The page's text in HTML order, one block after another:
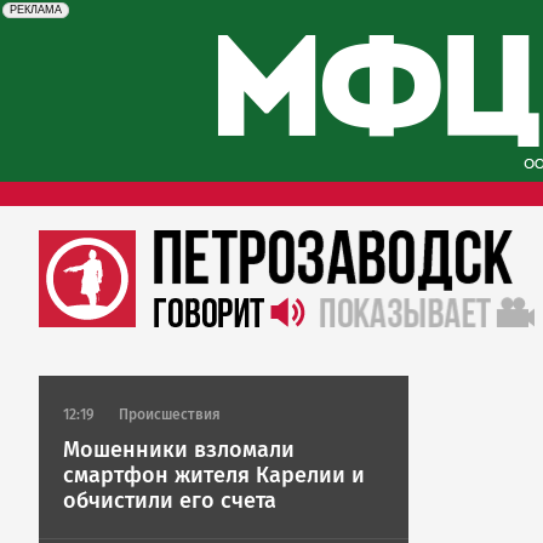
erid: 2SDnjcySKKc
РЕКЛАМА
Реклама
12:19 Происшествия
Мошенники взломали
смартфон жителя Карелии и
обчистили его счета